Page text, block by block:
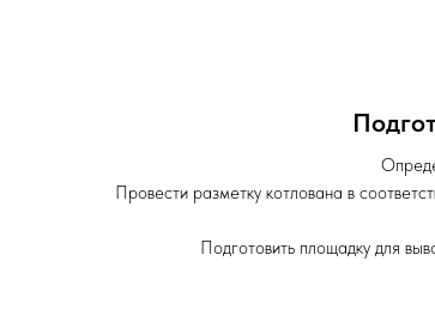
Провести разметку котлована в
Подготовить площадку для